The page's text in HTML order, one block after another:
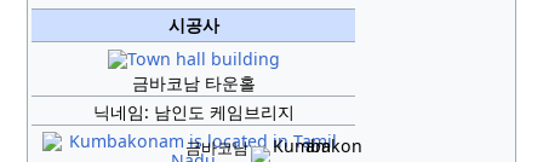
시공사
금바코남 타운홀
닉네임: 남인도 케임브리지
금바코남